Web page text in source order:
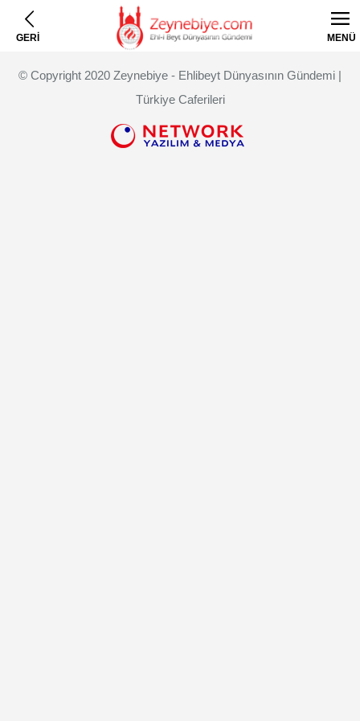
GERİ MENÜ
© Copyright 2020 Zeynebiye - Ehlibeyt Dünyasının Gündemi |
Türkiye Caferileri